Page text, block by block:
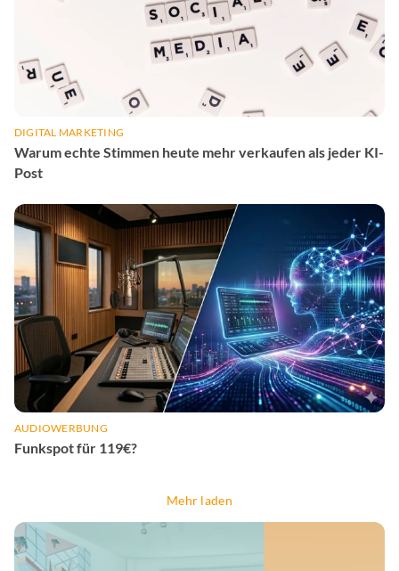
DIGITAL MARKETING
Warum echte Stimmen heute mehr verkaufen als jeder KI-
Post
AUDIOWERBUNG
Funkspot für 119€?
Mehr laden